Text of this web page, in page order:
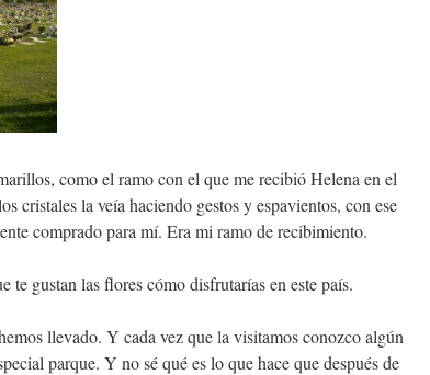
como el ramo con el que me recibió Helena en el
cristales la veía haciendo gestos y espavientos, con ese
comprado para mí. Era mi ramo de recibimiento.
te gustan las flores cómo disfrutarías en este país.
llevado. Y cada vez que la visitamos conozco algún
parque. Y no sé qué es lo que hace que después de